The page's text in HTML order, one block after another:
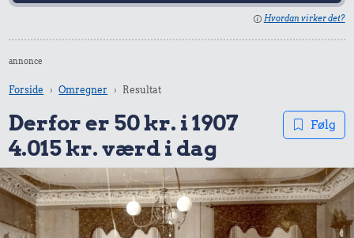
Hvordan virker det?
annonce
Forside Omregner Resultat
Derfor er 50 kr. i 1907
4.015 kr. værd i dag
Følg